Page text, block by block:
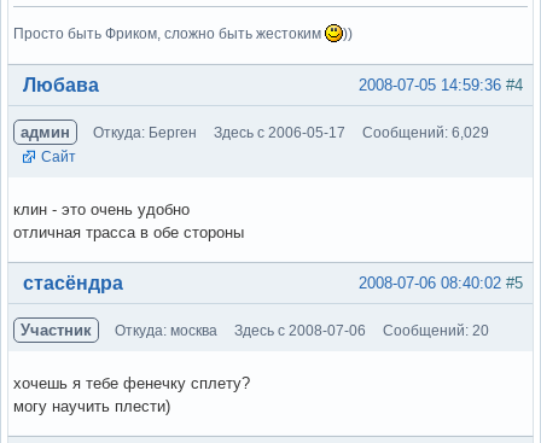
Просто быть Фриком, сложно быть жестоким ))
Вне форума #4
2008-07-05 14:59:36
Любава
админ Откуда: Берген Здесь с 2006-05-17
Сообщений: 6,029
Сайт
клин - это очень удобно
отличная трасса в обе стороны
Вне форума #5
2008-07-06 08:40:02
стасёндра
Участник Откуда: москва Здесь с 2008-07-06 Сообщений: 20
хочешь я тебе фенечку сплету?
могу научить плести)